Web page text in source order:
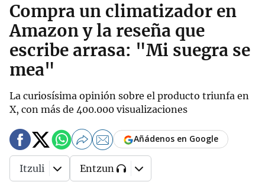
Compra un climatizador en
Amazon y la reseña que
escribe arrasa: "Mi suegra se
mea"
La curiosísima opinión sobre el producto triunfa en
X, con más de 400.000 visualizaciones
Añádenos en Google
Itzuli Entzun